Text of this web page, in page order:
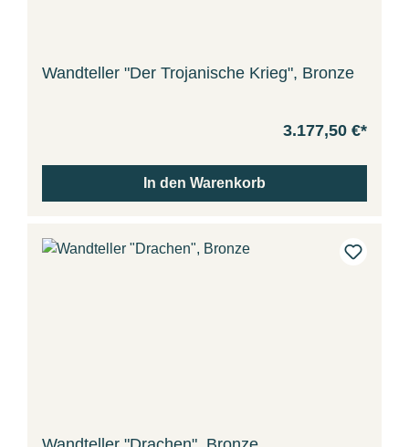
Wandteller "Der Trojanische Krieg", Bronze
3.177,50 €*
In den Warenkorb